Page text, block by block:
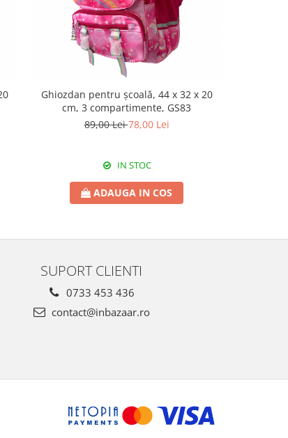
Ghiozdan pentru școală, 44 x 32 x 20
cm, 3 compartimente, GS83
89,00 Lei78,00 Lei
IN STOC
ADAUGA IN COS
SUPORT CLIENTI
0733 453 436
contact@inbazaar.ro